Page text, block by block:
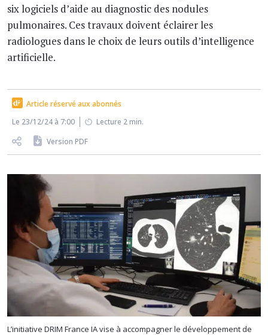
six logiciels d’aide au diagnostic des nodules
pulmonaires. Ces travaux doivent éclairer les
radiologues dans le choix de leurs outils d’intelligence
artificielle.
Article réservé aux abonnés
Le 23/12/24 à 7:00
Lecture 2 min.
Version PDF
L’initiative DRIM France IA vise à accompagner le développement de